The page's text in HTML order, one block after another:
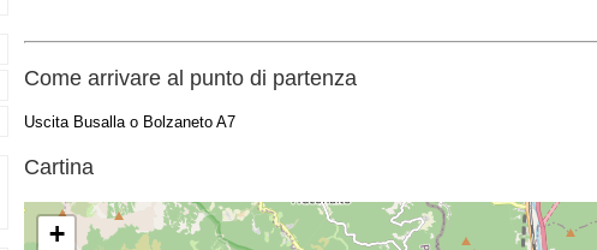
Come arrivare al punto di partenza
Uscita Busalla o Bolzaneto A7
Cartina
+